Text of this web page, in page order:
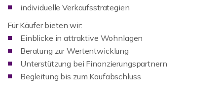
individuelle Verkaufsstrategien
Für Käufer bieten wir:
Einblicke in attraktive Wohnlagen
Beratung zur Wertentwicklung
Unterstützung bei Finanzierungspartnern
Begleitung bis zum Kaufabschluss